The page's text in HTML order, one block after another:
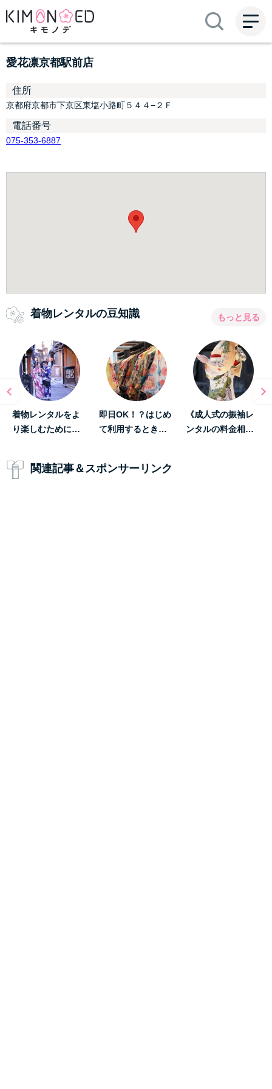
ME
NU
愛花凛京都駅前店
住所
京都府京都市下京区東塩小路町５４４−２Ｆ
電話番号
075-353-6887
着物レンタルの豆知識 もっと見る
着物レンタルをよ
り楽しむために…
即日OK！？はじめ
て利用するとき…
《成人式の振袖レ
ンタルの料金相…
関連記事＆スポンサーリンク